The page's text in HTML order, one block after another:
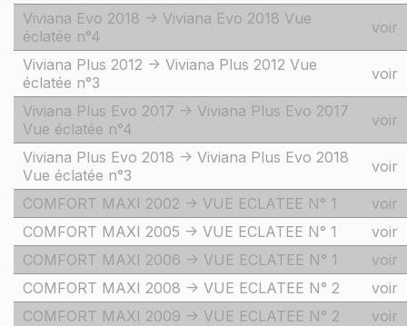
Viviana Evo 2018 -> Viviana Evo 2018 Vue
éclatée n°4
voir
Viviana Plus 2012 -> Viviana Plus 2012 Vue
éclatée n°3
voir
Viviana Plus Evo 2017 -> Viviana Plus Evo 2017
Vue éclatée n°4
voir
Viviana Plus Evo 2018 -> Viviana Plus Evo 2018
Vue éclatée n°3
voir
COMFORT MAXI 2002 -> VUE ECLATEE N° 1
voir
COMFORT MAXI 2005 -> VUE ECLATEE N° 1
voir
COMFORT MAXI 2006 -> VUE ECLATEE N° 1
voir
COMFORT MAXI 2008 -> VUE ECLATEE N° 2
voir
COMFORT MAXI 2009 -> VUE ECLATEE N° 2
voir